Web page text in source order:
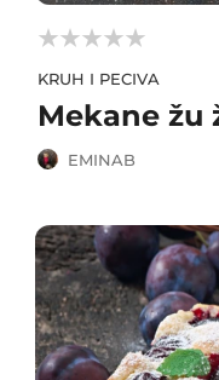



KRUH I PECIVA
Mekane žu
EMINAB